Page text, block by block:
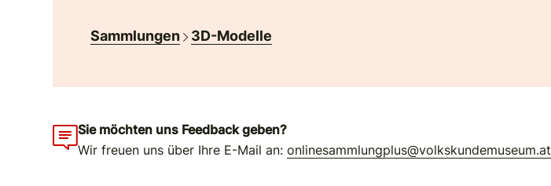
Sammlungen 3D-Modelle
Sie möchten uns Feedback geben?
Wir freuen uns über Ihre E-Mail an:onlinesammlungplus@volkskundemuseum.at